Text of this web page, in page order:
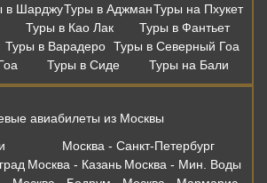
в ШарджуТуры в АджманТуры на Пхукет
Туры в Као Лак
Туры в Фантьет
Туры в Варадеро Туры в Северный Гоа
Туры в Сиде Туры на Бали
авиабилеты из Москвы
Москва - Санкт-Петербург
Москва - Казань Москва - Мин. Воды